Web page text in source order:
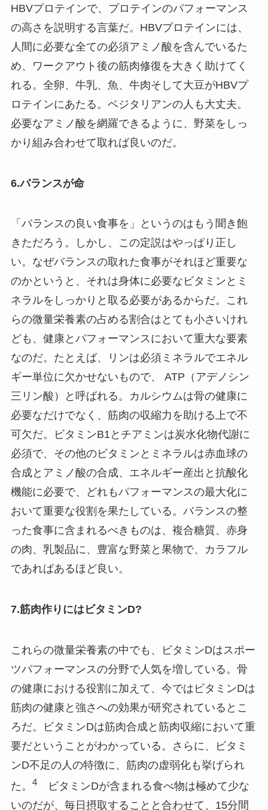
HBVプロテインで、プロテインのパフォーマンス
の高さを説明する言葉だ。HBVプロテインには、
人間に必要な全ての必須アミノ酸を含んでいるた
め、ワークアウト後の筋肉修復を大きく助けてく
れる。全卵、牛乳、魚、牛肉そして大豆がHBVプ
ロテインにあたる。ベジタリアンの人も大丈夫。
必要なアミノ酸を網羅できるように、野菜をしっ
かり組み合わせて取れば良いのだ。
6.バランスが命
「バランスの良い食事を」というのはもう聞き飽
きただろう。しかし、この定説はやっぱり正し
い。なぜバランスの取れた食事がそれほど重要な
のかというと、それは身体に必要なビタミンとミ
ネラルをしっかりと取る必要があるからだ。これ
らの微量栄養素の占める割合はとても小さいけれ
ども、健康とパフォーマンスにおいて重大な要素
なのだ。たとえば、リンは必須ミネラルでエネル
ギー単位に欠かせないもので、 ATP（アデノシン
三リン酸）と呼ばれる。カルシウムは骨の健康に
必要なだけでなく、筋肉の収縮力を助ける上で不
可欠だ。ビタミンB1とチアミンは炭水化物代謝に
必須で、その他のビタミンとミネラルは赤血球の
合成とアミノ酸の合成、エネルギー産出と抗酸化
機能に必要で、どれもパフォーマンスの最大化に
おいて重要な役割を果たしている。バランスの整
った食事に含まれるべきものは、複合糖質、赤身
の肉、乳製品に、豊富な野菜と果物で、カラフル
であればあるほど良い。
7.筋肉作りにはビタミンD?
これらの微量栄養素の中でも、ビタミンDはスポー
ツパフォーマンスの分野で人気を増している。骨
の健康における役割に加えて、今ではビタミンDは
筋肉の健康と強さへの効果が研究されているとこ
ろだ。ビタミンDは筋肉合成と筋肉収縮において重
要だということがわかっている。さらに、ビタミ
ンD不足の人の特徴に、筋肉の虚弱化も挙げられ
た。 4ビタミンDが含まれる食べ物は極めて少な
いのだが、毎日摂取することと合わせて、15分間